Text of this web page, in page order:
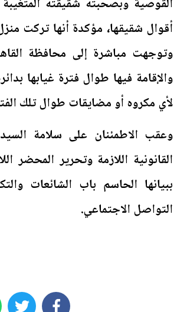
القوصية وبصحبته شقيقته
أقوال شقيقها، مؤكدة أنها تركت
وتوجهت مباشرة إلى محافظة
والإقامة فيها طوال فترة غيابها
لأي مكروه أو مضايقات طوال تلك
وعقب الاطمئنان على سلامة
القانونية اللازمة وتحرير المحضر
ببيانها الحاسم باب الشائعات
التواصل الاجتماعي.